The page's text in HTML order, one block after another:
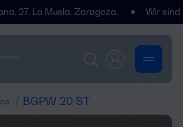
La Muela, Zaragoza. Wir sind
/ BGPW 20 ST